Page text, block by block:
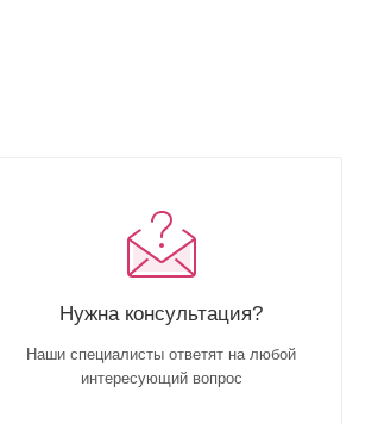
Нужна консультация?
Наши специалисты ответят на любой
интересующий вопрос